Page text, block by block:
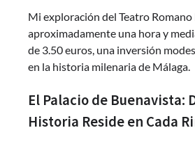
Mi exploración del Teatro Romano
aproximadamente una hora y
de 3.50 euros, una inversión
en la historia milenaria de Málaga.
El Palacio de Buenavista:
Historia Reside en Cada